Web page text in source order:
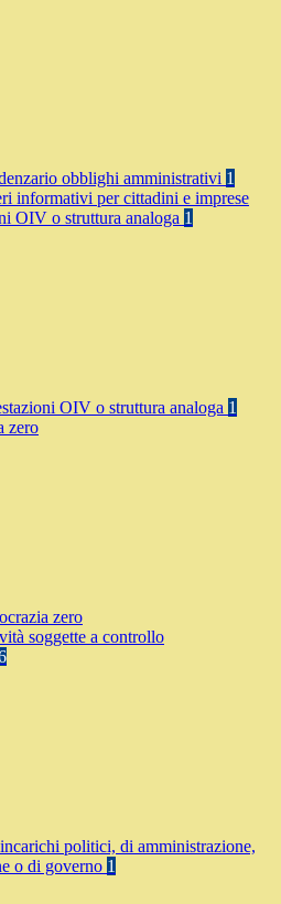
obblighi amministrativi 1
informativi per cittadini e imprese
OIV o struttura analoga 1
OIV o struttura analoga 1
zero
zero
soggette a controllo
politici, di amministrazione,
o di governo 1